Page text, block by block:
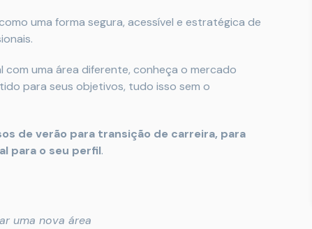
uma forma segura, acessível e estratégica de
uma área diferente, conheça o mercado
para seus objetivos, tudo isso sem o
de verão para transição de carreira, para
para o seu perfil.
uma nova área